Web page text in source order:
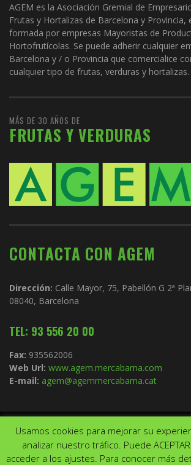
AGEM es la Asociación Gremial de
Frutas y Hortalizas de Barcelona y Provincia,
formada por empresas Mayoristas de
Hortofrutícolas. Se puede adherir cualquier
Barcelona y / o Provincia que comercialice
cualquier tipo de frutas, verduras y hortalizas.
MÁS DE 30 AÑOS DE
FRUTAS Y VERDURAS
CONTACTA CON AGEM
Dirección: Calle Mayor, 75, Pabellón G 2ª
08040, Barcelona
TEL: 93 556 20 00
Fax: 935562006
Web Url: www.agem.mercabarna.com
E-mail: agem@agemmercabarna.cat
Copyright © 2021.AGEM. Todos los derechos
Aviso LegalPolítica de
Usamos cookies para mejorar su
analizar nuestro tráfico. Puede ACEPTAR
acceder a los ajustes. Para conocer más